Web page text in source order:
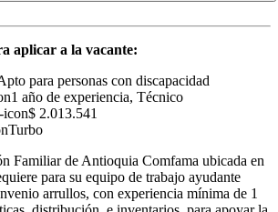
aplicar a la vacante:
para personas con discapacidad
1 año de experiencia, Técnico
$ 2.013.541
Turbo
Familiar de Antioquia Comfama ubicada en
para su equipo de trabajo ayudante
arrullos, con experiencia mínima de 1